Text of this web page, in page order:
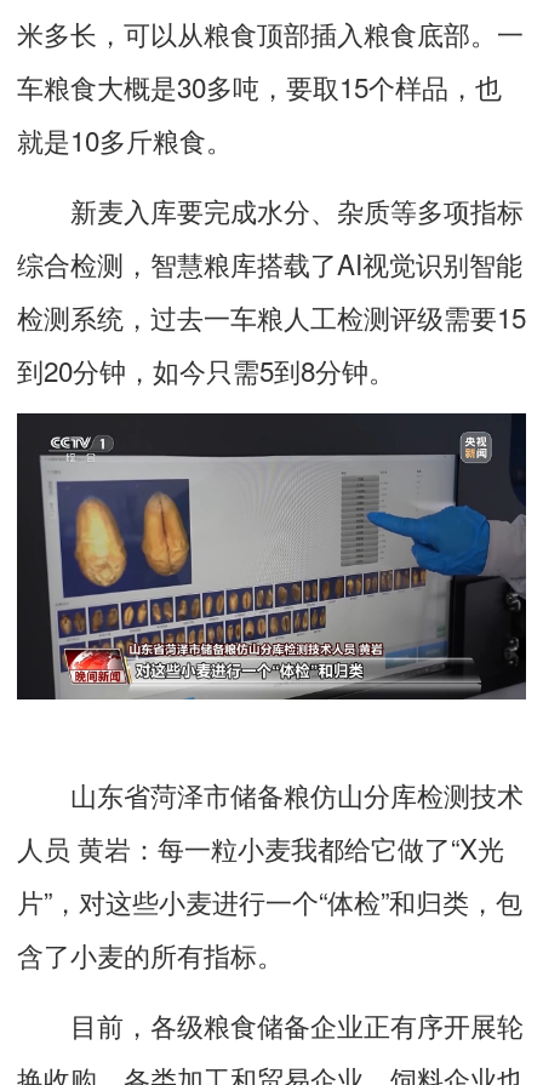
米多长，可以从粮食顶部插入粮食底部。一
车粮食大概是30多吨，要取15个样品，也
就是10多斤粮食。
新麦入库要完成水分、杂质等多项指标
综合检测，智慧粮库搭载了AI视觉识别智能
检测系统，过去一车粮人工检测评级需要15
到20分钟，如今只需5到8分钟。
山东省菏泽市储备粮仿山分库检测技术
人员 黄岩： 每一粒小麦我都给它做了“X光
片”，对这些小麦进行一个“体检”和归类，包
含了小麦的所有指标。
目前，各级粮食储备企业正有序开展轮